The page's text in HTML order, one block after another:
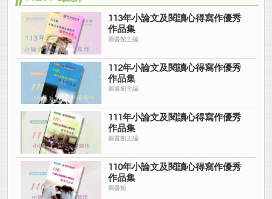
113年小論文及閱讀心得寫作優秀
作品集
圖書館主編
112年小論文及閱讀心得寫作優秀
作品集
圖書館主編
111年小論文及閱讀心得寫作優秀
作品集
圖書館主編
110年小論文及閱讀心得寫作優秀
作品集
圖書館